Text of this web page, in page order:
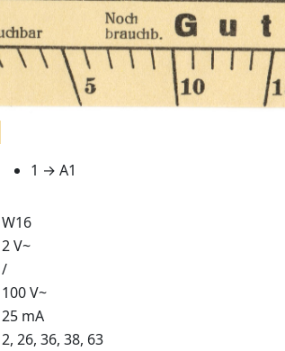
1 → A1
W16
2 V~
/
100 V~
25 mA
2, 26, 36, 38, 63